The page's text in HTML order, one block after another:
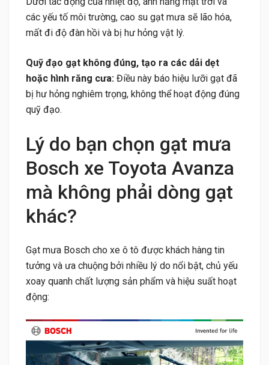
các yếu tố môi trường, cao su gạt mưa sẽ lão hóa,
mất đi độ đàn hồi và bị hư hỏng vật lý.
Quỹ đạo gạt không đúng, tạo ra các dải dẹt
hoặc hình răng cưa: Điều này báo hiệu lưỡi gạt đã
bị hư hỏng nghiêm trọng, không thể hoạt động đúng
quỹ đạo.
Lý do bạn chọn gạt mưa
Bosch xe Toyota Avanza
mà không phải dòng gạt
khác?
Gạt mưa Bosch cho xe ô tô được khách hàng tin
tưởng và ưa chuộng bởi nhiều lý do nổi bật, chủ yếu
xoay quanh chất lượng sản phẩm và hiệu suất hoạt
động: